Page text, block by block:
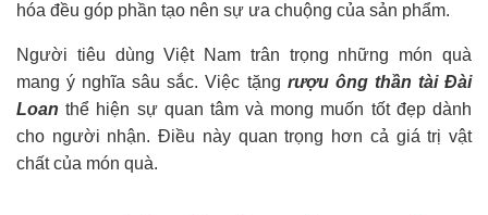
hóa đều góp phần tạo nên sự ưa chuộng của sản phẩm.
Người tiêu dùng Việt Nam trân trọng những món quà
mang ý nghĩa sâu sắc. Việc tặng rượu ông thần tài Đài
Loan thể hiện sự quan tâm và mong muốn tốt đẹp dành
cho người nhận. Điều này quan trọng hơn cả giá trị vật
chất của món quà.